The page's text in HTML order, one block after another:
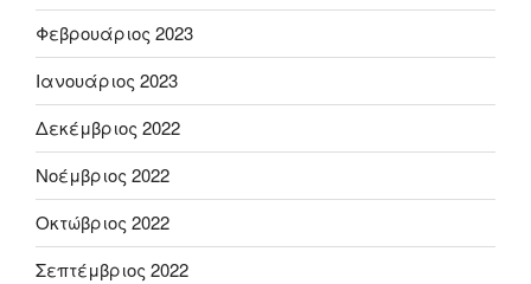
Φεβρουάριος 2023
Ιανουάριος 2023
Δεκέμβριος 2022
Νοέμβριος 2022
Οκτώβριος 2022
Σεπτέμβριος 2022